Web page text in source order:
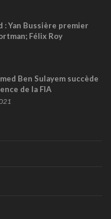
: Yan Bussière premier
Félix Roy
Ben Sulayem succède
de la FIA